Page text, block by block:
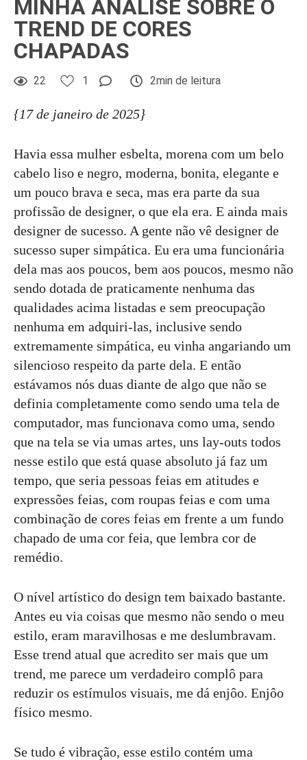
MINHA ANÁLISE SOBRE O
TREND DE CORES
CHAPADAS
22 1 2min de leitura
{17 de janeiro de 2025}
Havia essa mulher esbelta, morena com um belo
cabelo liso e negro, moderna, bonita, elegante e
um pouco brava e seca, mas era parte da sua
profissão de designer, o que ela era. E ainda mais
designer de sucesso. A gente não vê designer de
sucesso super simpática. Eu era uma funcionária
dela mas aos poucos, bem aos poucos, mesmo não
sendo dotada de praticamente nenhuma das
qualidades acima listadas e sem preocupação
nenhuma em adquiri-las, inclusive sendo
extremamente simpática, eu vinha angariando um
silencioso respeito da parte dela. E então
estávamos nós duas diante de algo que não se
definia completamente como sendo uma tela de
computador, mas funcionava como uma, sendo
que na tela se via umas artes, uns lay-outs todos
nesse estilo que está quase absoluto já faz um
tempo, que seria pessoas feias em atitudes e
expressões feias, com roupas feias e com uma
combinação de cores feias em frente a um fundo
chapado de uma cor feia, que lembra cor de
remédio.
O nível artístico do design tem baixado bastante.
Antes eu via coisas que mesmo não sendo o meu
estilo, eram maravilhosas e me deslumbravam.
Esse trend atual que acredito ser mais que um
trend, me parece um verdadeiro complô para
reduzir os estímulos visuais, me dá enjôo. Enjôo
físico mesmo.
Se tudo é vibração, esse estilo contém uma